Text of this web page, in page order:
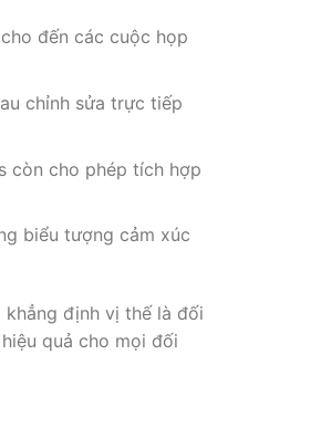
đến các cuộc họp
chỉnh sửa trực tiếp
còn cho phép tích hợp
biểu tượng cảm xúc
khẳng định vị thế là đối
quả cho mọi đối